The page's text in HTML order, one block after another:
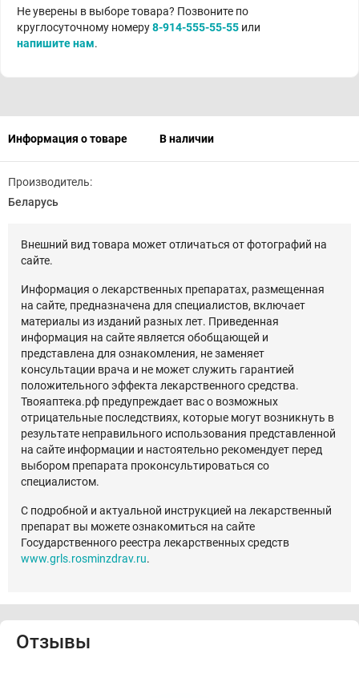
Не уверены в выборе товара? Позвоните по
круглосуточному номеру8-914-555-55-55 или
напишите нам.
Информация о товаре В наличии
Производитель:
Беларусь
Внешний вид товара может отличаться от фотографий на
сайте.
Информация о лекарственных препаратах, размещенная
на сайте, предназначена для специалистов, включает
материалы из изданий разных лет. Приведенная
информация на сайте является обобщающей и
представлена для ознакомления, не заменяет
консультации врача и не может служить гарантией
положительного эффекта лекарственного средства.
Твояаптека.рф предупреждает вас о возможных
отрицательные последствиях, которые могут возникнуть в
результате неправильного использования представленной
на сайте информации и настоятельно рекомендует перед
выбором препарата проконсультироваться со
специалистом.
С подробной и актуальной инструкцией на лекарственный
препарат вы можете ознакомиться на сайте
Государственного реестра лекарственных средств
www.grls.rosminzdrav.ru.
Отзывы